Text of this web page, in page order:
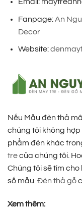
Fanpage:An
Decor
Website:
Nếu Mẫu đèn thả
chúng tôi không
phẩm đèn khác
trecủa chúng tôi.
Chúng tôi sẽ tìm
số mẫu Đèn thả gỗ
Xem thêm: